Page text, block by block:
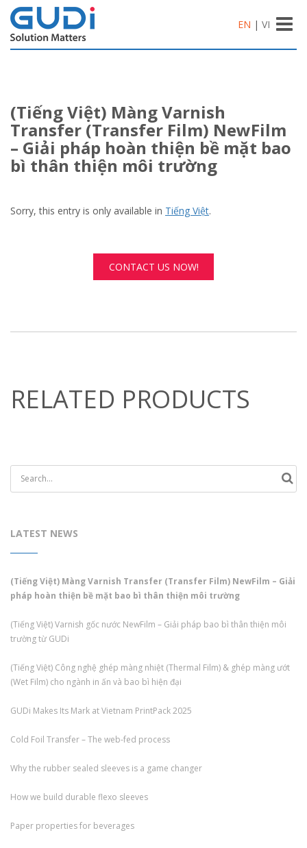
Toggle
EN | VI
(Tiếng Việt) Màng Varnish
Transfer (Transfer Film) NewFilm
– Giải pháp hoàn thiện bề mặt bao
bì thân thiện môi trường
Sorry, this entry is only available in Tiếng Việt.
CONTACT US NOW!
RELATED PRODUCTS
LATEST NEWS
(Tiếng Việt) Màng Varnish Transfer (Transfer Film) NewFilm – Giải
pháp hoàn thiện bề mặt bao bì thân thiện môi trường
(Tiếng Việt) Varnish gốc nước NewFilm – Giải pháp bao bì thân thiện môi
trường từ GUDi
(Tiếng Việt) Công nghệ ghép màng nhiệt (Thermal Film) & ghép màng ướt
(Wet Film) cho ngành in ấn và bao bì hiện đại
GUDi Makes Its Mark at Vietnam PrintPack 2025
Cold Foil Transfer – The web-fed process
Why the rubber sealed sleeves is a game changer
How we build durable flexo sleeves
Paper properties for beverages